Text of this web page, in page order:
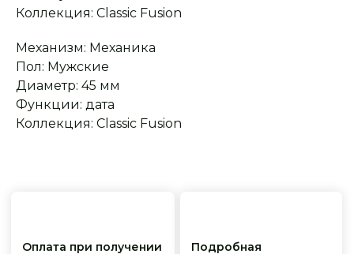
Коллекция: Classic Fusion
Механизм: Механика
Пол: Мужские
Диаметр: 45 мм
Функции: дата
Коллекция: Classic Fusion
распространяется
обязательства
Реплики только